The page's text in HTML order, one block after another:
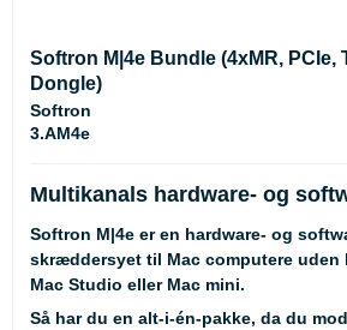
Softron M|4e Bundle (4xMR, PCIe,
Dongle)
Softron
3.AM4e
Multikanals hardware- og
Softron M|4e er en hardware- og
skræddersyet til Mac computere uden
Mac Studio eller Mac mini.
Så har du en alt-i-én-pakke, da du